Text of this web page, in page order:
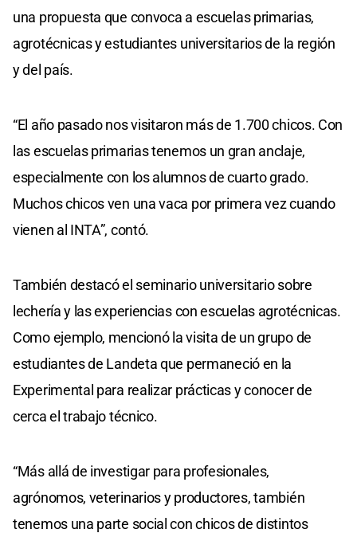
una propuesta que convoca a escuelas primarias,
agrotécnicas y estudiantes universitarios de la región
y del país.
“El año pasado nos visitaron más de 1.700 chicos. Con
las escuelas primarias tenemos un gran anclaje,
especialmente con los alumnos de cuarto grado.
Muchos chicos ven una vaca por primera vez cuando
vienen al INTA”, contó.
También destacó el seminario universitario sobre
lechería y las experiencias con escuelas agrotécnicas.
Como ejemplo, mencionó la visita de un grupo de
estudiantes de Landeta que permaneció en la
Experimental para realizar prácticas y conocer de
cerca el trabajo técnico.
“Más allá de investigar para profesionales,
agrónomos, veterinarios y productores, también
tenemos una parte social con chicos de distintos